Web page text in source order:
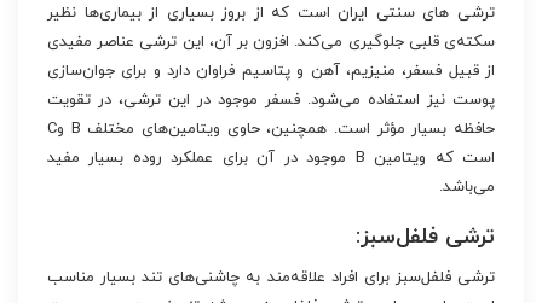
ترشی های سنتی ایران است که از بروز بسیاری از بیماری‏‌ها نظیر
سکته‏‌ی قلبی جلوگیری می‏‌کند. افزون بر آن، این ترشی عناصر مفیدی
از قبیل فسفر، منیزیم، آهن و پتاسیم فراوان دارد و برای جوان‌‏سازی
پوست نیز استفاده می‌‏شود. فسفر موجود در این ترشی، در تقویت
حافظه بسیار مؤثر است. همچنین، حاوی ویتامین‌‏های مختلف B وC
است که ویتامین B موجود در آن برای عملکرد روده بسیار مفید
می‌‏باشد.
ترشی فلفل‌سبز:
ترشی فلفل‌سبز برای افراد علاقه‌‏مند به چاشنی‏‌های تند بسیار مناسب